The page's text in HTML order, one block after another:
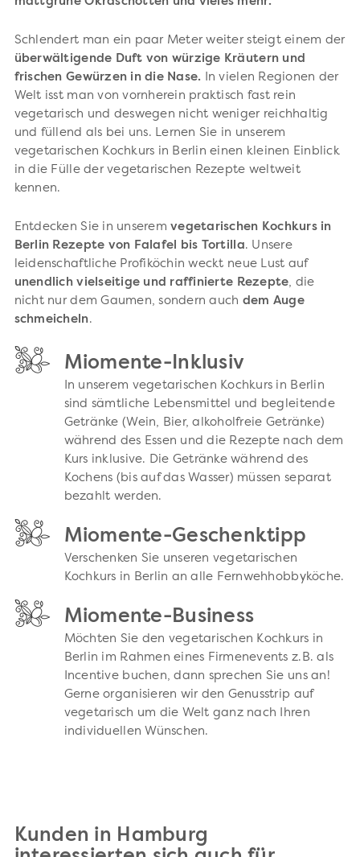
Schlendert man ein paar Meter weiter steigt einem der
überwältigende Duft von würzige Kräutern und
frischen Gewürzen in die Nase. In vielen Regionen der
Welt isst man von vornherein praktisch fast rein
vegetarisch und deswegen nicht weniger reichhaltig
und füllend als bei uns. Lernen Sie in unserem
vegetarischen Kochkurs in Berlin einen kleinen Einblick
in die Fülle der vegetarischen Rezepte weltweit
kennen.
Entdecken Sie in unseremvegetarischen Kochkurs in
Berlin Rezepte von Falafel bis Tortilla. Unsere
leidenschaftliche Profiköchin weckt neue Lust auf
unendlich vielseitige und raffinierte Rezepte, die
nicht nur dem Gaumen, sondern auch dem Auge
schmeicheln.
Miomente-Inklusiv
In unserem vegetarischen Kochkurs in Berlin
sind sämtliche Lebensmittel und begleitende
Getränke (Wein, Bier, alkoholfreie Getränke)
während des Essen und die Rezepte nach dem
Kurs inklusive. Die Getränke während des
Kochens (bis auf das Wasser) müssen separat
bezahlt werden.
Miomente-Geschenktipp
Verschenken Sie unseren vegetarischen
Kochkurs in Berlin an alle Fernwehhobbyköche.
Miomente-Business
Möchten Sie den vegetarischen Kochkurs in
Berlin im Rahmen eines Firmenevents z.B. als
Incentive buchen, dann sprechen Sie uns an!
Gerne organisieren wir den Genusstrip auf
vegetarisch um die Welt ganz nach Ihren
individuellen Wünschen.
Kunden in Hamburg